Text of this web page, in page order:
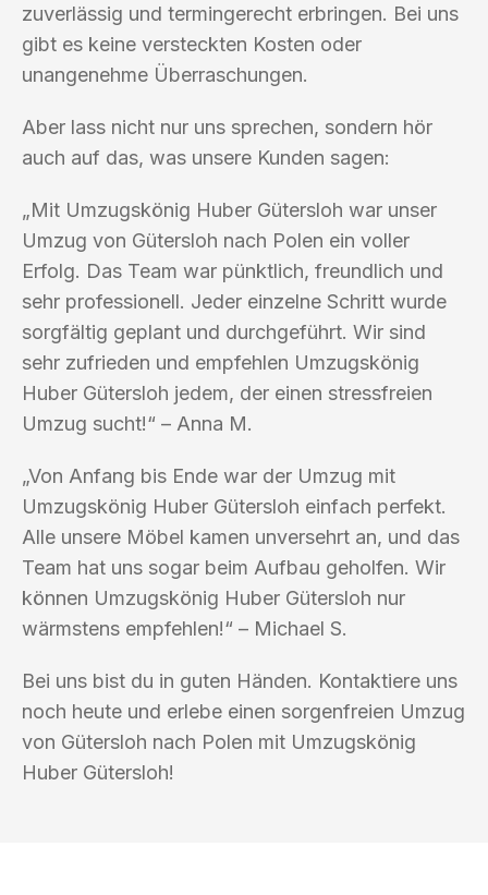
zuverlässig und termingerecht erbringen. Bei uns
gibt es keine versteckten Kosten oder
unangenehme Überraschungen.
Aber lass nicht nur uns sprechen, sondern hör
auch auf das, was unsere Kunden sagen:
„Mit Umzugskönig Huber Gütersloh war unser
Umzug von Gütersloh nach Polen ein voller
Erfolg. Das Team war pünktlich, freundlich und
sehr professionell. Jeder einzelne Schritt wurde
sorgfältig geplant und durchgeführt. Wir sind
sehr zufrieden und empfehlen Umzugskönig
Huber Gütersloh jedem, der einen stressfreien
Umzug sucht!“ – Anna M.
„Von Anfang bis Ende war der Umzug mit
Umzugskönig Huber Gütersloh einfach perfekt.
Alle unsere Möbel kamen unversehrt an, und das
Team hat uns sogar beim Aufbau geholfen. Wir
können Umzugskönig Huber Gütersloh nur
wärmstens empfehlen!“ – Michael S.
Bei uns bist du in guten Händen. Kontaktiere uns
noch heute und erlebe einen sorgenfreien Umzug
von Gütersloh nach Polen mit Umzugskönig
Huber Gütersloh!